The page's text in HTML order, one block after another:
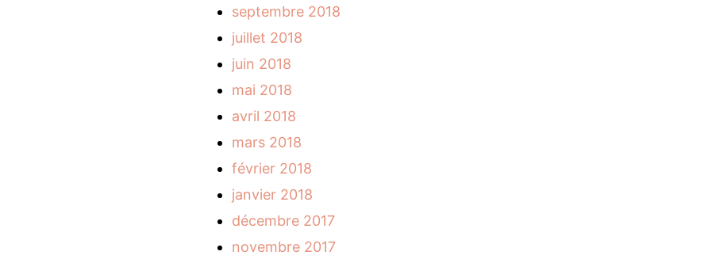
septembre 2018
juillet 2018
juin 2018
mai 2018
avril 2018
mars 2018
février 2018
janvier 2018
décembre 2017
novembre 2017